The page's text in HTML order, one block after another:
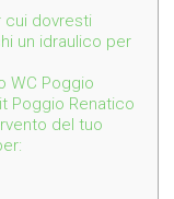
cui dovresti
un idraulico per
WC Poggio
Poggio Renatico
del tuo